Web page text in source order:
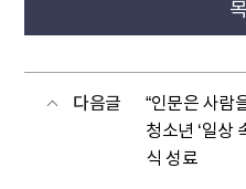
다음글
“인문은 사람
청소년 ‘일상
식 성료